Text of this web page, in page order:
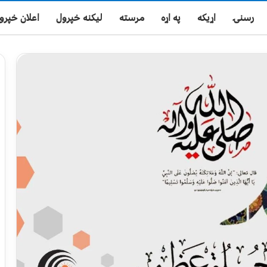
رسنۍ اړیکه په اړه مرسته لیکنه خپرول اعلان